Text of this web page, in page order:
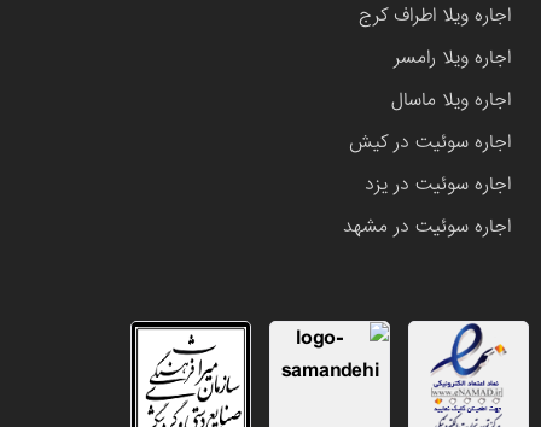
اجاره ویلا اطراف کرج
اجاره ویلا رامسر
اجاره ویلا ماسال
اجاره سوئیت در کیش
اجاره سوئیت در یزد
اجاره سوئیت در مشهد